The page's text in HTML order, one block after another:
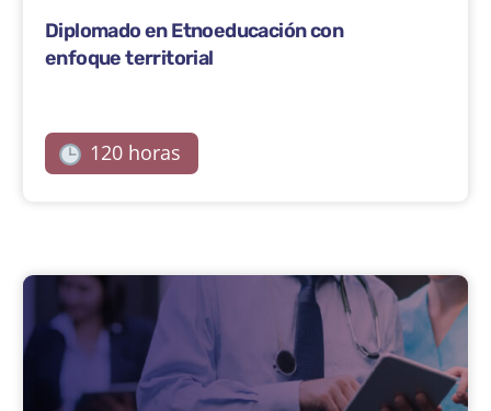
Diplomado en Etnoeducación con
enfoque territorial
120 horas